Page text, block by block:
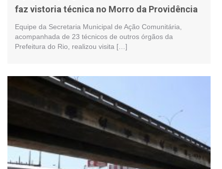
faz vistoria técnica no Morro da Providência
Equipe da Secretaria Municipal de Ação Comunitária,
acompanhada de 23 técnicos de outros órgãos da
Prefeitura do Rio, realizou visita […]